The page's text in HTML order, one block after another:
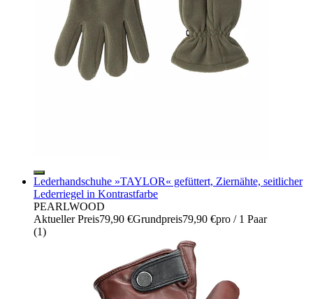
Lederhandschuhe »TAYLOR« gefüttert, Ziernähte, seitlicher
Lederriegel in Kontrastfarbe
PEARLWOOD
Aktueller Preis79,90 €Grundpreis79,90 €pro / 1 Paar
(1)